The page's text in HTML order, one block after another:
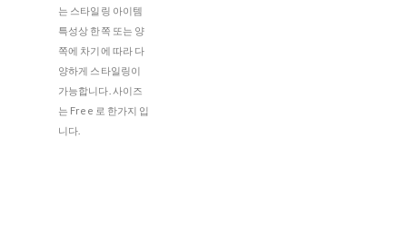
는 스타일링 아이템
특성상 한쪽 또는 양
쪽에 차기에 따라 다
양하게 스타일링이
가능합니다. 사이즈
는 Free 로 한가지 입
니다.